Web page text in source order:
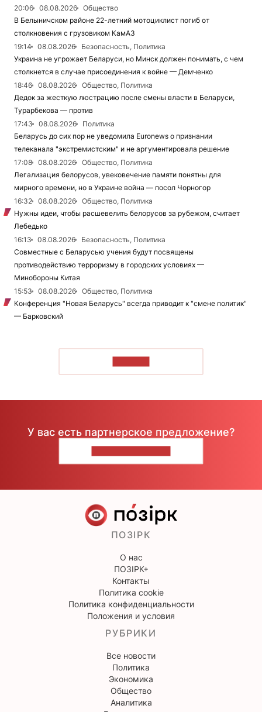
20:06
08.08.2026
Общество
В Белыничском районе 22-летний мотоциклист погиб от
столкновения с грузовиком КамАЗ
19:14
08.08.2026
Безопасность, Политика
Украина не угрожает Беларуси, но Минск должен понимать, с чем
столкнется в случае присоединения к войне — Демченко
18:46
08.08.2026
Общество, Политика
Дедок за жесткую люстрацию после смены власти в Беларуси,
Турарбекова — против
17:43
08.08.2026
Политика
Беларусь до сих пор не уведомила Euronews о признании
телеканала "экстремистским" и не аргументировала решение
17:08
08.08.2026
Общество, Политика
Легализация белорусов, увековечение памяти понятны для
мирного времени, но в Украине война — посол Чорногор
16:32
08.08.2026
Общество, Политика
Нужны идеи, чтобы расшевелить белорусов за рубежом, считает
Лебедько
16:13
08.08.2026
Безопасность, Политика
Совместные с Беларусью учения будут посвящены
противодействию терроризму в городских условиях —
Минобороны Китая
15:53
08.08.2026
Общество, Политика
Конференция "Новая Беларусь" всегда приводит к "смене политик"
— Барковский
У вас есть партнерское предложение?
ПОЗІРК
О нас
ПОЗІРК+
Контакты
Политика cookie
Политика конфиденциальности
Положения и условия
РУБРИКИ
Все новости
Политика
Экономика
Общество
Аналитика